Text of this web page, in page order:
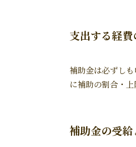
支出する経
補助金は必ずし
に補助の割合・
補助金の受